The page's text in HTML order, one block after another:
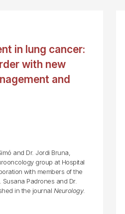
in lung cancer:
with new
and
and Dr. Jordi Bruna,
group at Hospital
with members of the
Susana Padrones and Dr.
in the journal Neurology.